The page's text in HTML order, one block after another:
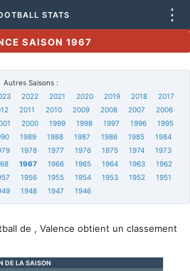
STATS ⋮
SAISON 1967
Autres Saisons :
2022 2021 2020 2019 2018
2017
2011 2010 2009 2008 2007
2006
2000 1999 1998 1997 1996
1995
1989 1988 1987 1986 1985
1984
1978 1977 1976 1975 1974
1973
1967 1966 1965 1964 1963
1962
1956 1955 1954 1953 1952
1951
1948 1947 1946
de , Valence obtient un classement
DE LA SAISON